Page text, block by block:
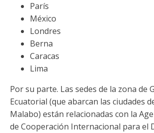
París
México
Londres
Berna
Caracas
Lima
Por su parte. Las sedes de la zona de
Ecuatorial (que abarcan las ciudades
Malabo) están relacionadas con la
de Cooperación Internacional para el